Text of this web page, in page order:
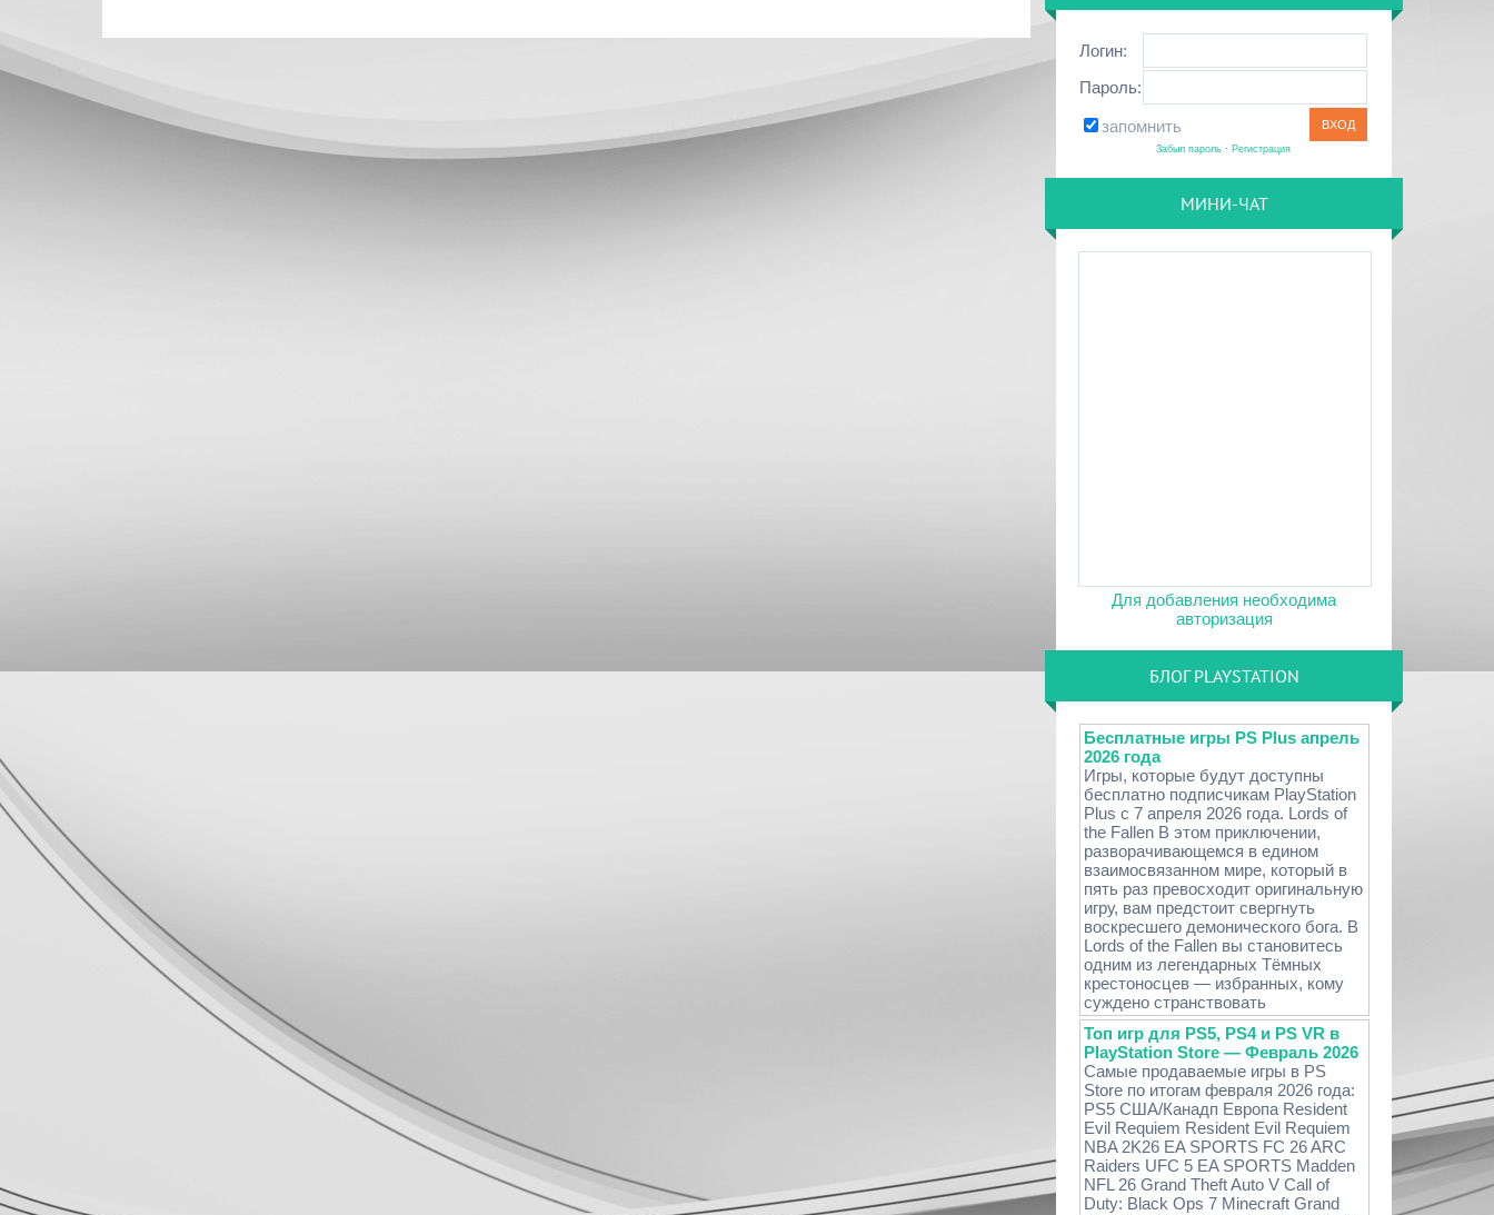
Логин:
Пароль:
запомнить
Забыл пароль · Регистрация
МИНИ-ЧАТ
Для добавления необходима
авторизация
БЛОГ PLAYSTATION
Бесплатные игры PS Plus апрель
2026 года
Игры, которые будут доступны
бесплатно подписчикам PlayStation
Plus с 7 апреля 2026 года. Lords of
the Fallen В этом приключении,
разворачивающемся в едином
взаимосвязанном мире, который в
пять раз превосходит оригинальную
игру, вам предстоит свергнуть
воскресшего демонического бога. В
Lords of the Fallen вы становитесь
одним из легендарных Тёмных
крестоносцев — избранных, кому
суждено странствовать
Топ игр для PS5, PS4 и PS VR в
PlayStation Store — Февраль 2026
Самые продаваемые игры в PS
Store по итогам февраля 2026 года:
PS5 США/Канадп Европа Resident
Evil Requiem Resident Evil Requiem
NBA 2K26 EA SPORTS FC 26 ARC
Raiders UFC 5 EA SPORTS Madden
NFL 26 Grand Theft Auto V Call of
Duty: Black Ops 7 Minecraft Grand